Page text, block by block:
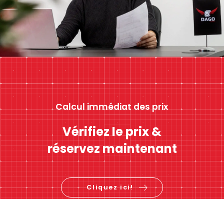
Calcul immédiat des prix
Vérifiez le prix &
réservez maintenant
Cliquez ici!